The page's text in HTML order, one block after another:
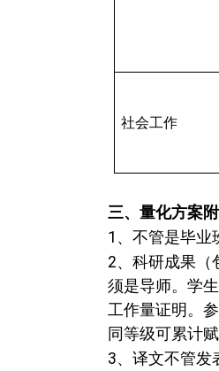
社会工作
三、量化方案
1 、不管是毕业
2、科研成果（
须是导师。学
工作量证明。
同等级可累计
3、译文不管发